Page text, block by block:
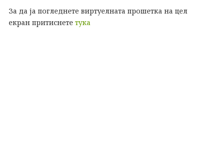
За да ја погледнете виртуелната прошетка на цел
екран притиснете тука